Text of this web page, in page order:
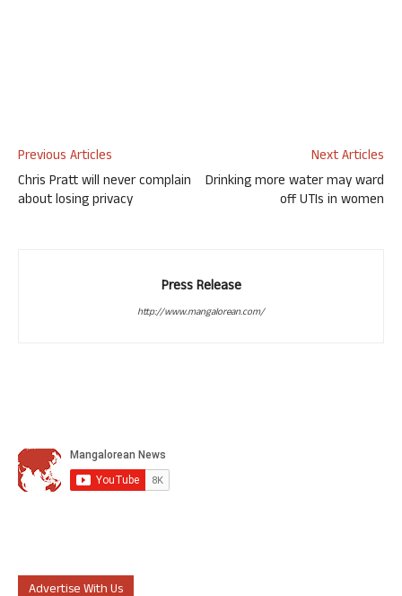
Previous Articles
Chris Pratt will never complain
about losing privacy
Next Articles
Drinking more water may ward
off UTIs in women
Press Release
http://www.mangalorean.com/
Advertise With Us